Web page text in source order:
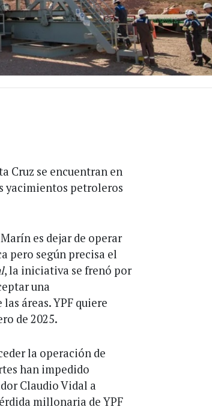
Cruz se encuentran en
yacimientos petroleros
es dejar de operar
pero según precisa el
, la iniciativa se frenó por
una
áreas. YPF quiere
de 2025.
la operación de
han impedido
Claudio Vidal a
millonaria de YPF